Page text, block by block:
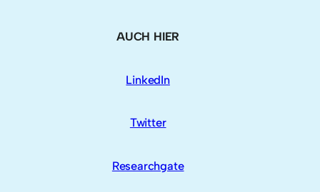
AUCH HIER
LinkedIn
Twitter
Researchgate